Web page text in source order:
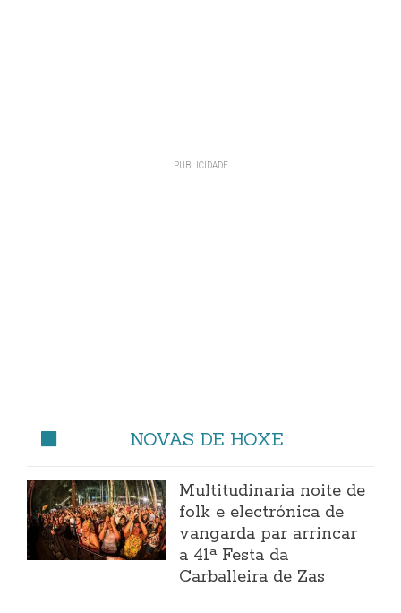
NOVAS DE HOXE
Multitudinaria noite de
folk e electrónica de
vangarda par arrincar
a 41ª Festa da
Carballeira de Zas